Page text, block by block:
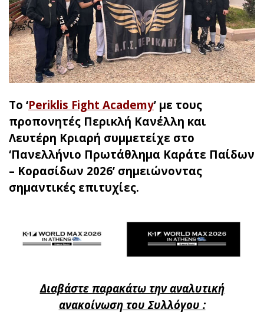
To ‘Periklis Fight Academy’ με τους
προπονητές Περικλή Κανέλλη και
Λευτέρη Κριαρή συμμετείχε στο
‘Πανελλήνιο Πρωτάθλημα Καράτε Παίδων
– Κορασίδων 2026’ σημειώνοντας
σημαντικές επιτυχίες.
Διαβάστε παρακάτω την αναλυτική
ανακοίνωση του Συλλόγου :